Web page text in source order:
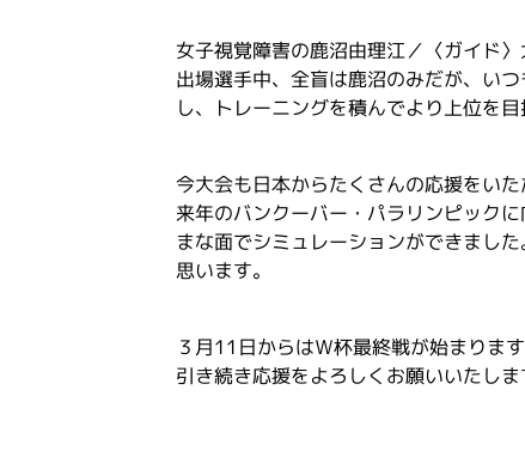
女子視覚障害の鹿沼由理江／〈ガイド〉
出場選手中、全盲は鹿沼のみだが、い
し、トレーニングを積んでより上位を目
今大会も日本からたくさんの応援をいた
来年のバンクーバー・パラリンピック
まな面でシミュレーションができまし
思います。
３月11日からはＷ杯最終戦が始まります
引き続き応援をよろしくお願いいたしま